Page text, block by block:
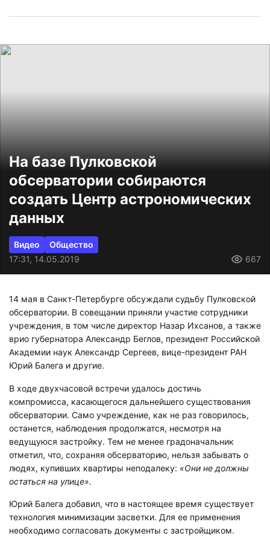
На базе Пулковской
обсерватории собираются
создать Центр астрономических
данных
Видео
Общество
17:31, 14.05.2019
667
14 мая в Санкт-Петербурге обсуждали судьбу Пулковской
обсерватории. В совещании приняли участие сотрудники
учреждения, в том числе директор Назар Ихсанов, а также
врио губернатора Александр Беглов, президент Российской
Академии наук Александр Сергеев, вице-президент РАН
Юрий Балега и другие.
В ходе двухчасовой встречи удалось достичь
компромисса, касающегося дальнейшего существования
обсерватории. Само учреждение, как не раз говорилось,
останется, наблюдения продолжатся, несмотря на
ведущуюся застройку. Тем не менее градоначальник
отметил, что, сохраняя обсерваторию, нельзя забывать о
людях, купивших квартиры неподалеку: «Они не должны
остаться на улице».
Юрий Балега добавил, что в настоящее время существует
технология минимизации засветки. Для ее применения
необходимо согласовать документы с застройщиком.